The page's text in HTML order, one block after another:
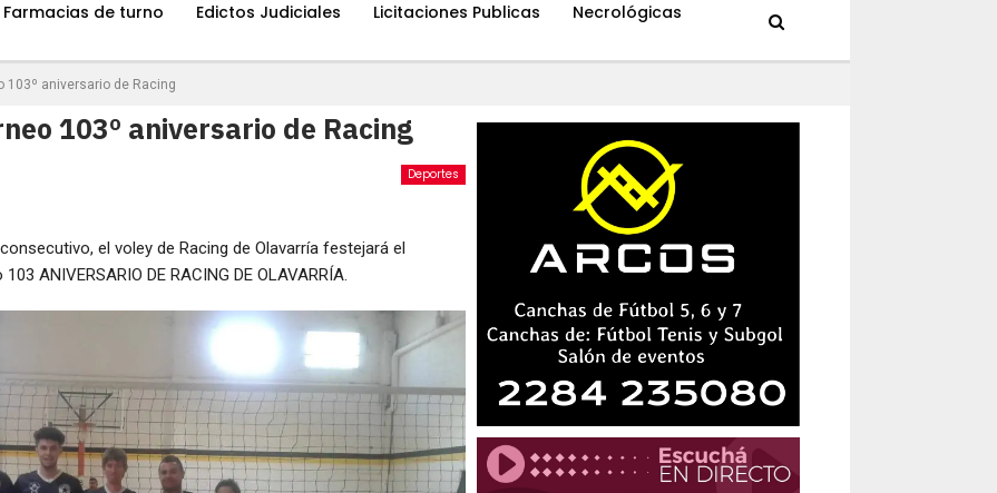
Farmacias de turno Edictos Judiciales Licitaciones Publicas Necrológicas
103º aniversario de Racing
103º aniversario de Racing
Deportes
el voley de Racing de Olavarría festejará el
ANIVERSARIO DE RACING DE OLAVARRÍA.